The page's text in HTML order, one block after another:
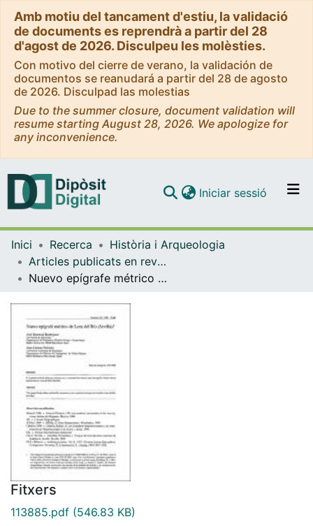
Amb motiu del tancament d'estiu, la validació
de documents es reprendrà a partir del 28
d'agost de 2026. Disculpeu les molèsties.
Con motivo del cierre de verano, la validación de
documentos se reanudará a partir del 28 de agosto
de 2026. Disculpad las molestias
Due to the summer closure, document validation will
resume starting August 28, 2026. We apologize for
any inconvenience.
Navega per tot el DD
Iniciar sessió (current)
Inici Recerca
Història i Arqueologia
Articles publicats en revistes (Història i Arqueologia)
Nuevo epígrafe métrico de Lora del Río (Sevilla)
Fitxers
113885.pdf (546.83 KB)